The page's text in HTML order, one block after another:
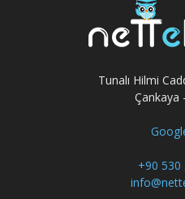
Tunalı Hilmi
Çankaya
+90 530